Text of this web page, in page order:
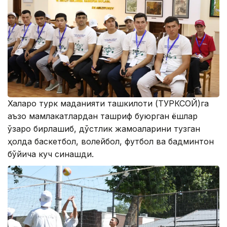
Халқаро турк маданияти ташкилоти (ТУРКСОЙ)га
аъзо мамлакатлардан ташриф буюрган ёшлар
ўзаро бирлашиб, дўстлик жамоаларини тузган
ҳолда баскетбол, волейбол, футбол ва бадминтон
бўйича куч синашди.